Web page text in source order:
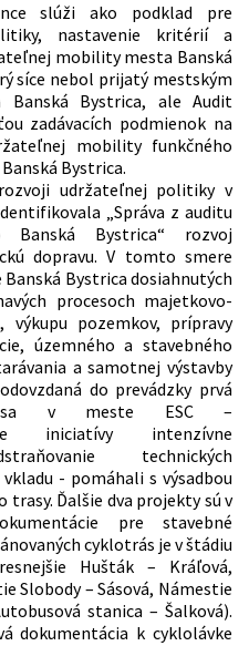
slúži ako podklad pre
nastavenie kritérií a
mobility mesta Banská
síce nebol prijatý mestským
Banská Bystrica, ale Audit
zadávacích podmienok na
mobility funkčného
Bystrica.
udržateľnej politiky v
„Správa z auditu
Banská Bystrica“ rozvoj
dopravu. V tomto smere
Bystrica dosiahnutých
procesoch majetkovo-
výkupu pozemkov, prípravy
územného a stavebného
a samotnej výstavby
do prevádzky prvá
v meste ESC –
iniciatívy intenzívne
technických
- pomáhali s výsadbou
Ďalšie dva projekty sú v
pre stavebné
cyklotrás je v štádiu
Hušták – Kráľová,
Slobody – Sásová, Námestie
stanica – Šalková).
dokumentácia k cyklolávke